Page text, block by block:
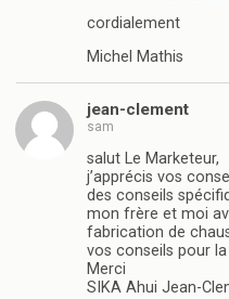
cordialement
Michel Mathis
jean-clement
sam
salut Le Marketeur,
j’apprécis vos
des conseils
mon frère et moi
fabrication de
vos conseils pour la
Merci
SIKA Ahui Jean-